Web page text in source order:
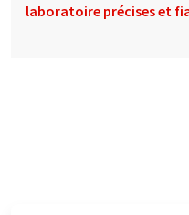
laboratoire précises et